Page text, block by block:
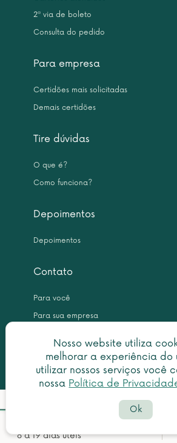
8 a 19 dias úteis
Nosso website utiliza
melhorar a experiência do
utilizar nossos serviços você
nossa Política de
Ok
2ª via de boleto
Consulta do pedido
Para empresa
Certidões mais solicitadas
Demais certidões
Tire dúvidas
O que é?
Como funciona?
Depoimentos
Depoimentos
Contato
Para você
Para sua empresa
Copyright © 2026 Leme Inteligência Forense
rights reserved.
Política de privacidade|Termo